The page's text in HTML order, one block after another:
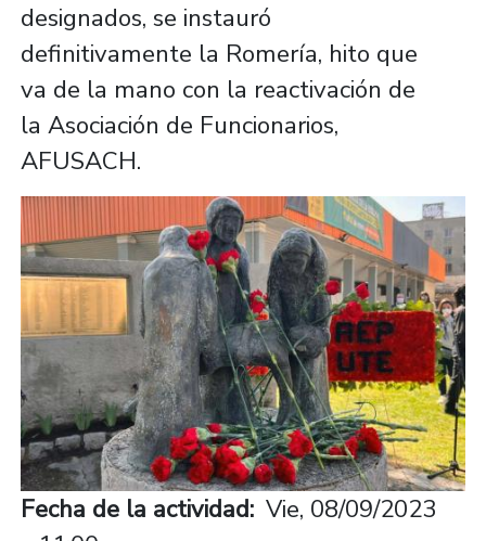
designados, se instauró
definitivamente la Romería, hito que
va de la mano con la reactivación de
la Asociación de Funcionarios,
AFUSACH.
Fecha de la actividad Vie, 08/09/2023